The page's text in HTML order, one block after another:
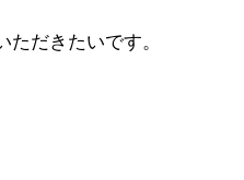
だきたいです。